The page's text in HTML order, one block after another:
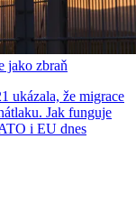
jako zbraň
ukázala, že migrace
Jak funguje
i EU dnes